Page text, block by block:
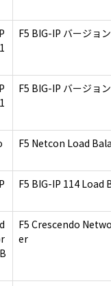
F5 BIG-IP バージョ
F5 BIG-IP バージョ
F5 Netcon Load
F5 BIG-IP 114 Load
F5 Crescendo
er